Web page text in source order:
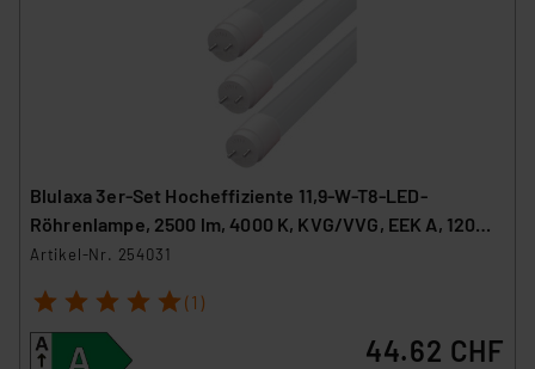
Blulaxa 3er-Set Hocheffiziente 11,9-W-T8-LED-
Röhrenlampe, 2500 lm, 4000 K, KVG/VVG, EEK A, 120
cm
Artikel-Nr. 254031
1 2 3 4 5 (1)
44.62 CHF